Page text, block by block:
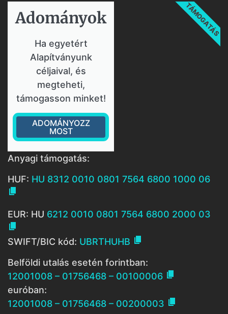
Adományok​
Ha egyetért
Alapítványunk
céljaival, és
megteheti,
támogasson minket!
ADOMÁNYOZZ
MOST
TÁMOGATÁS
Anyagi támogatás:
HUF: HU 8312 0010 0801 7564 6800 1000 06

EUR: HU 6212 0010 0801 7564 6800 2000 03

SWIFT/BIC kód: UBRTHUHB 
Belföldi utalás esetén forintban:
12001008 – 01756468 – 00100006 
euróban:
12001008 – 01756468 – 00200003 